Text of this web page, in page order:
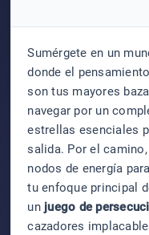
Sumérgete en un
donde el
son tus mayores
navegar por un
estrellas esenciales
salida. Por el
nodos de energía
tu enfoque principal
un juego de
cazadores